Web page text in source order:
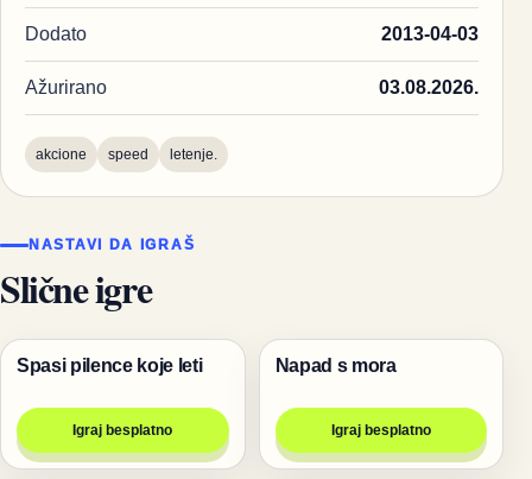
Dodato 2013-04-03
Ažurirano 03.08.2026.
akcione speed letenje.
NASTAVI DA IGRAŠ
Slične igre
Životinje
Spasi pilence koje leti
Igraj besplatno
Pucanje
Napad s mora
Igraj besplatno